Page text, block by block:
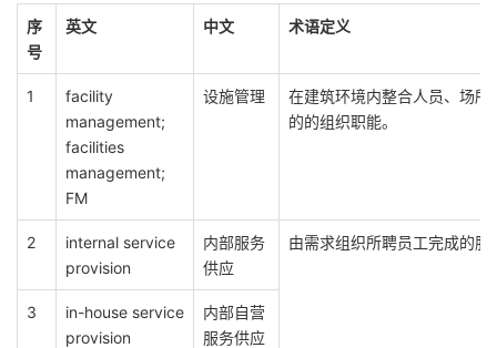
序
号
英文 中文 术语定义
1
facility
management;
facilities
management;
FM
设施管理
在建筑环境内整合人员、场
的的组织职能。
2
internal service
provision
内部服务
供应
由需求组织所聘员工完成的服
3
in-house service
provision
内部自营
服务供应